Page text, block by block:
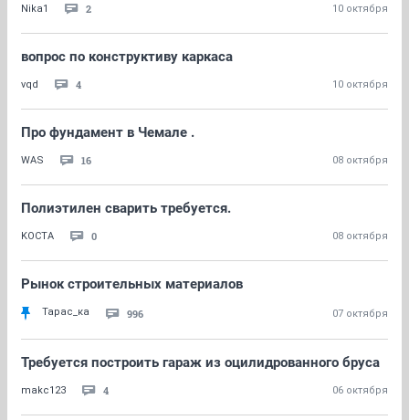
Nika1 2 10 октября
вопрос по конструктиву каркаса
vqd 4 10 октября
Про фундамент в Чемале .
WAS 16 08 октября
Полиэтилен сварить требуется.
KOCTA 0 08 октября
Рынок строительных материалов
Тарас_ка 996 07 октября
Требуется построить гараж из оцилидрованного бруса
makc123 4 06 октября